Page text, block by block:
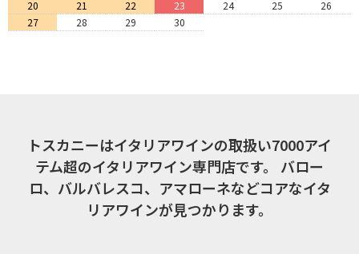
20
21 22 23 24 25
26
27
28 29 30
トスカニーはイタリアワインの取扱い7000アイ
テム超のイタリアワイン専門店です。
バロー
ロ、バルバレスコ、アマローネなどコアなイタ
リアワインが見つかります。